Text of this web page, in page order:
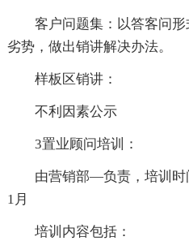
客户问题集：以答客问
劣势，做出销讲解决办法。
样板区销讲：
不利因素公示
3置业顾问培训：
由营销部—负责，培训
1月
培训内容包括：